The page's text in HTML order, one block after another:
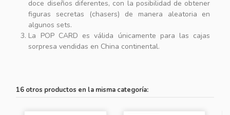
doce diseños diferentes, con la posibilidad de obtener
figuras secretas (chasers) de manera aleatoria en
algunos sets.
La POP CARD es válida únicamente para las cajas
sorpresa vendidas en China continental.
16 otros productos en la misma categoría: